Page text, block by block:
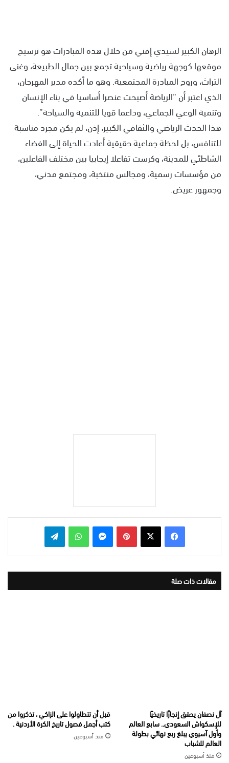
الرهان الكبير لسيدي إفني من خلال هذه المبادرات هو ترسيخ
موقعها كوجهة رياضية وسياحية تجمع بين جمال الطبيعة، وغنى
التراث، وروح المبادرة المجتمعية. وهو ما أكده مدير المهرجان،
الذي اعتبر أن “الرياضة أصبحت عنصرا أساسيا في بناء الإنسان
وتنمية الوعي الجماعي، وداعما قويا للتنمية والسياحة”.
هذا الحدث الرياضي والثقافي الكبير، إذن، لم يكن مجرد مناسبة
للتنافس، بل لحظة جماعية حقيقية أعادت الحياة إلى الفضاء
الشاطئي للمدينة، وكرست تفاعلا إيجابيا بين مختلف الفاعلين،
من مؤسسات رسمية، ومجالس منتخبة، ومجتمع مدني،
وجمهور عريض.
بينتيريست واتساب
مقالات ذات صلة
آل نصفان يحقق إنجازًا تاريخيًا
للإسكواش السعودي.. سابع العالم
وأول آسيوي يبلغ ربع نهائي بطولة
العالم للشباب
منذ أسبوعين
قبل أن تتطاولوا على الزاكي ، تذكروا من
كتب أجمل فصول تاريخ الكرة الأردنية .
منذ أسبوعين